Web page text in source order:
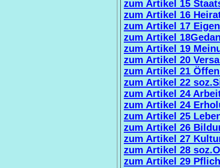
zum Artikel 15
zum Artikel 16
zum Artikel 17
zum Artikel
zum Artikel 19
zum Artikel 20
zum Artikel 21
zum Artikel 22
zum Artikel 24
zum Artikel 24
zum Artikel 25
zum Artikel 26
zum Artikel 27
zum Artikel 28
zum Artikel 29